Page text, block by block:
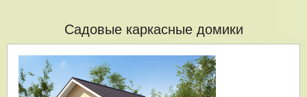
Садовые каркасные домики